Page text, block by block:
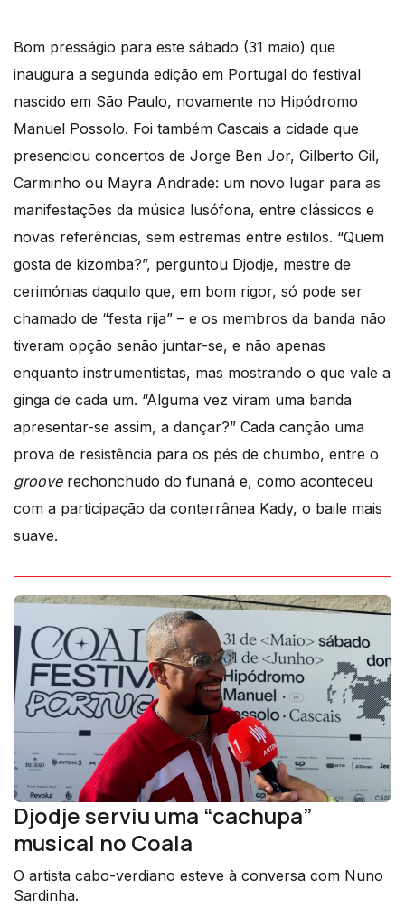
Bom presságio para este sábado (31 maio) que
inaugura a segunda edição em Portugal do festival
nascido em São Paulo, novamente no Hipódromo
Manuel Possolo. Foi também Cascais a cidade que
presenciou concertos de Jorge Ben Jor, Gilberto Gil,
Carminho ou Mayra Andrade: um novo lugar para as
manifestações da música lusófona, entre clássicos e
novas referências, sem estremas entre estilos. “Quem
gosta de kizomba?”, perguntou Djodje, mestre de
cerimónias daquilo que, em bom rigor, só pode ser
chamado de “festa rija” – e os membros da banda não
tiveram opção senão juntar-se, e não apenas
enquanto instrumentistas, mas mostrando o que vale a
ginga de cada um. “Alguma vez viram uma banda
apresentar-se assim, a dançar?” Cada canção uma
prova de resistência para os pés de chumbo, entre o
grooverechonchudo do funaná e, como aconteceu
com a participação da conterrânea Kady, o baile mais
suave.
Djodje serviu uma “cachupa”
musical no Coala
O artista cabo-verdiano esteve à conversa com Nuno
Sardinha.